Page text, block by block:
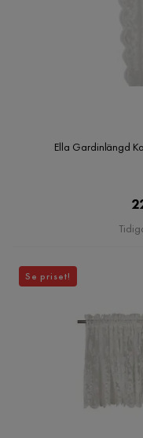
Ella Gardinlängd
Se priset!